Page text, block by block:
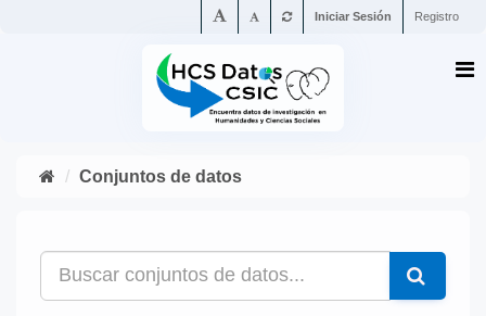
Iniciar Sesión Registro
Conjuntos de datos